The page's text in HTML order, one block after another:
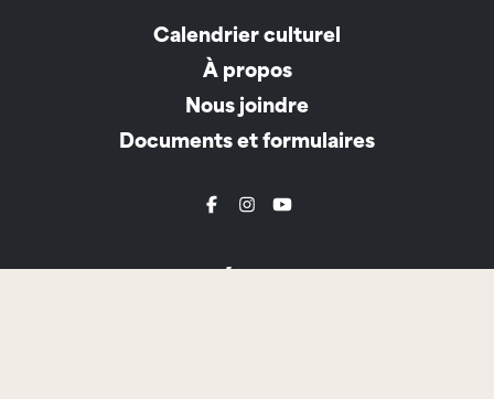
Calendrier culturel
À propos
Nous joindre
Documents et formulaires